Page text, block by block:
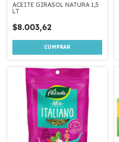
ACEITE GIRASOL NATURA 1,5
LT
$8.003,62